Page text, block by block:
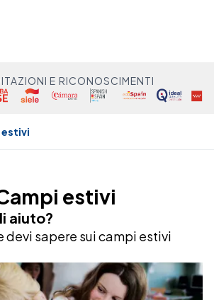
E RICONOSCIMENTI
estivi
estivi
aiuto?
devi sapere sui campi estivi